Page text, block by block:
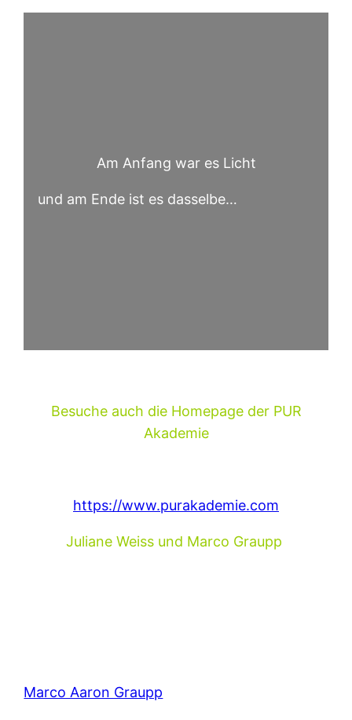
Am Anfang war es Licht
und am Ende ist es dasselbe…
Besuche auch die Homepage der PUR
Akademie
https://www.purakademie.com
Juliane Weiss und Marco Graupp
Marco Aaron Graupp